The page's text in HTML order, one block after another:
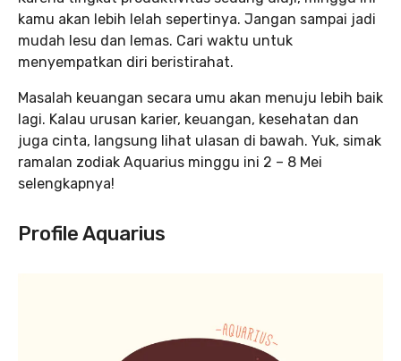
kamu akan lebih lelah sepertinya. Jangan sampai jadi
mudah lesu dan lemas. Cari waktu untuk
menyempatkan diri beristirahat.
Masalah keuangan secara umu akan menuju lebih baik
lagi. Kalau urusan karier, keuangan, kesehatan dan
juga cinta, langsung lihat ulasan di bawah. Yuk, simak
ramalan zodiak Aquarius minggu ini 2 – 8 Mei
selengkapnya!
Profile Aquarius